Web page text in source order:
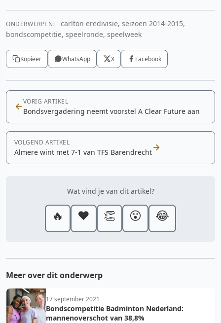
ONDERWERPEN:
carlton eredivisie, seizoen 2014-2015,
bondscompetitie, speelronde, speelweek
Kopieer WhatsApp X Facebook
VORIG ARTIKEL
Bondsvergadering neemt voorstel A Clear Future aan
VOLGEND ARTIKEL
Almere wint met 7-1 van TFS Barendrecht
Wat vind je van dit artikel?
🔥 ❤️ 👏 😮 😂
Meer over dit onderwerp
17 september 2021
Bondscompetitie Badminton Nederland:
mannenoverschot van 38,8%